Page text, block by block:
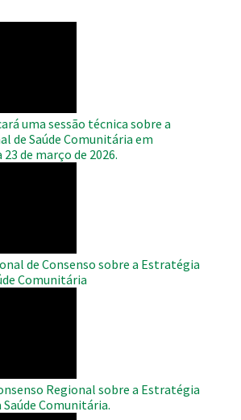
uma sessão técnica sobre a
de Saúde Comunitária em
de março de 2026.
de Consenso sobre a Estratégia
Comunitária
Regional sobre a Estratégia
Comunitária.